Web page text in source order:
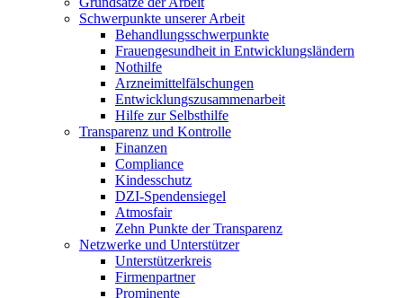
Schwerpunkte unserer Arbeit
Behandlungs­schwerpunkte
Frauengesundheit in Entwicklungsländern
Nothilfe
Arzneimittel­fälschungen
Entwicklungs­zusammenarbeit
Hilfe zur Selbsthilfe
Transparenz und Kontrolle
Finanzen
Compliance
Kindesschutz
DZI-Spendensiegel
Atmosfair
Zehn Punkte der Transparenz
Netzwerke und Unterstützer
Unterstützerkreis
Firmenpartner
Prominente